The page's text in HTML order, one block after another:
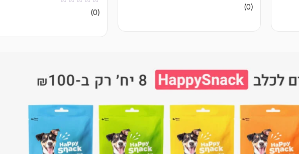
אין
ביקורות
(0)
אין
ביקורות
(0)